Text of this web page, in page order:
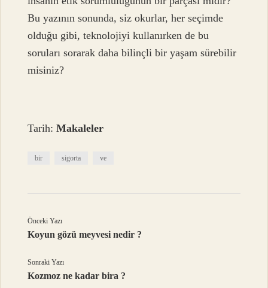
Bu yazının sonunda, siz okurlar, her seçimde
olduğu gibi, teknolojiyi kullanırken de bu
soruları sorarak daha bilinçli bir yaşam sürebilir
misiniz?
Tarih:Makaleler
bir sigorta ve
Önceki Yazı
Koyun gözü meyvesi nedir ?
Sonraki Yazı
Kozmoz ne kadar bira ?